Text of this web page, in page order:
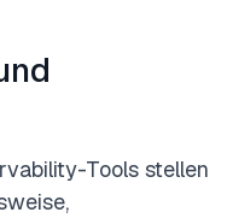
Tools stellen